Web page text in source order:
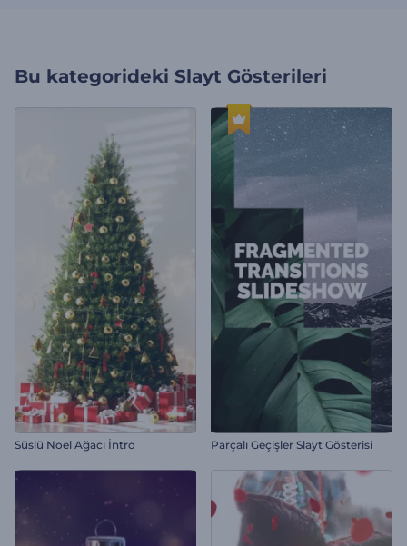
Bu kategorideki Slayt Gösterileri
Süslü Noel Ağacı İntro Parçalı Geçişler Slayt Gösterisi